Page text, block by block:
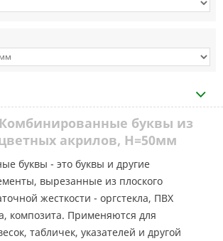
Комбинированные буквы из
акрилов, H=50мм
вырезанные из плоского
жесткости - оргстекла, ПВХ
композита. Применяются для
табличек, указателей и другой